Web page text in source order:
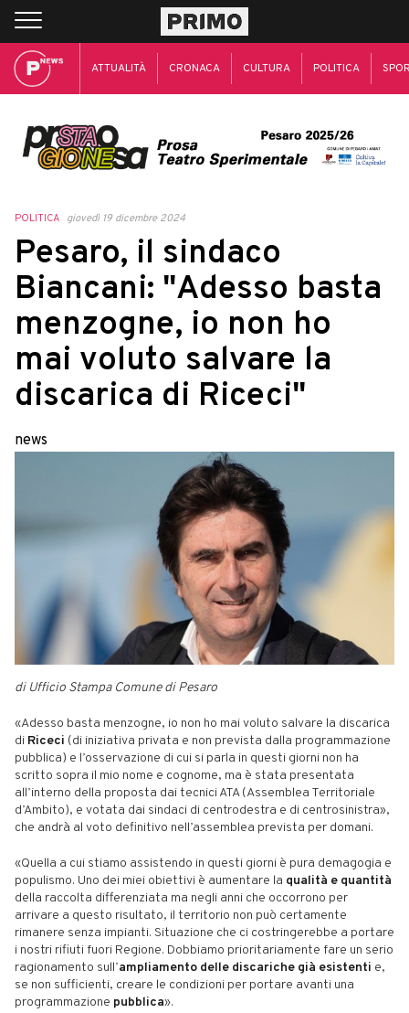
ATTUALITÀ CRONACA CULTURA POLITICA
POLITICA giovedì 19 dicembre 2024
Pesaro, il sindaco
Biancani: "Adesso basta
menzogne, io non ho
mai voluto salvare la
discarica di Riceci"
news
di Ufficio Stampa Comune di Pesaro
«Adesso basta menzogne, io non ho mai voluto salvare la discarica
di Riceci (di iniziativa privata e non prevista dalla programmazione
pubblica) e l’osservazione di cui si parla in questi giorni non ha
scritto sopra il mio nome e cognome, ma è stata presentata
all’interno della proposta dai tecnici ATA (Assemblea Territoriale
d’Ambito), e votata dai sindaci di centrodestra e di centrosinistra»,
che andrà al voto definitivo nell’assemblea prevista per domani.
«Quella a cui stiamo assistendo in questi giorni è pura demagogia e
populismo. Uno dei miei obiettivi è aumentare la qualità e quantità
della raccolta differenziata ma negli anni che occorrono per
arrivare a questo risultato, il territorio non può certamente
rimanere senza impianti. Situazione che ci costringerebbe a portare
i nostri rifiuti fuori Regione. Dobbiamo prioritariamente fare un serio
ragionamento sull’ampliamento delle discariche già esistenti e,
se non sufficienti, creare le condizioni per portare avanti una
programmazione pubblica».